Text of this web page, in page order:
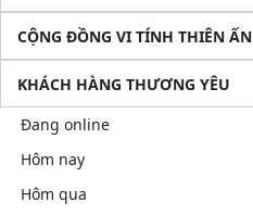
CỘNG ĐỒNG VI TÍNH THIÊN ẤN
KHÁCH HÀNG THƯƠNG YÊU
Đang online
Hôm nay
Hôm qua